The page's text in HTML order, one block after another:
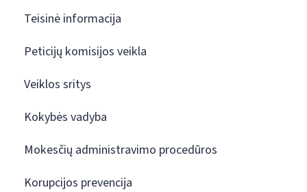
Teisinė informacija
Peticijų komisijos veikla
Veiklos sritys
Kokybės vadyba
Mokesčių administravimo procedūros
Korupcijos prevencija